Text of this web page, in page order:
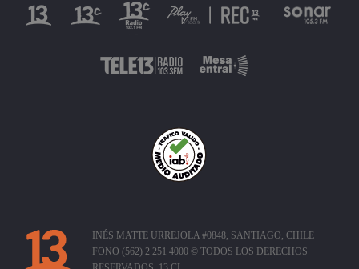
INÉS MATTE URREJOLA #0848, SANTIAGO, CHILE
FONO (562) 2 251 4000 © TODOS LOS DERECHOS